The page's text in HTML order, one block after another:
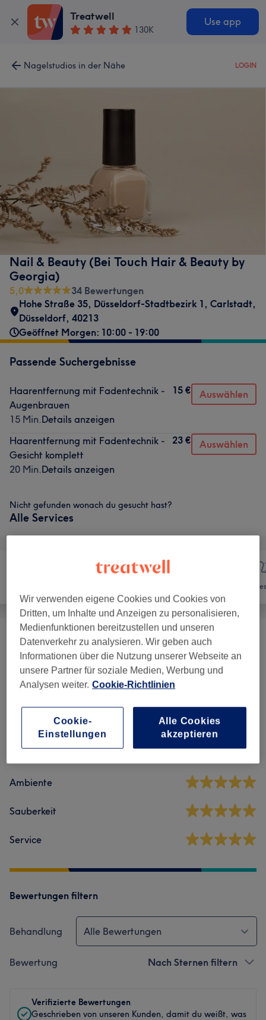
Treatwell
130K
Use app
Nagelstudios in der Nähe LOGIN
Nail & Beauty (Bei Touch Hair & Beauty by
Georgia)
5,0
34 Bewertungen
Hohe Straße 35, Düsseldorf-Stadtbezirk 1, Carlstadt,
Düsseldorf, 40213
Geöffnet Morgen: 10:00 - 19:00
Passende Suchergebnisse
Haarentfernung mit Fadentechnik -
Augenbrauen
15 Min.Details anzeigen
15 € Auswählen
Haarentfernung mit Fadentechnik -
Gesicht komplett
20 Min.Details anzeigen
23 € Auswählen
Nicht gefunden wonach du gesucht hast?
Alle Services
Haarentfernung Mit Fadentechnik (2) ab 15 €
Salonbewertungen
5,0
Ambiente
Sauberkeit
Service
Bewertungen filtern
Behandlung Alle Bewertungen
Bewertung Nach Sternen filtern
Verifizierte Bewertungen
Geschrieben von unseren Kunden, damit du weißt, was
Wir verwenden eigene Cookies und Cookies von
Dritten, um Inhalte und Anzeigen zu personalisieren,
Medienfunktionen bereitzustellen und unseren
Datenverkehr zu analysieren. Wir geben auch
Informationen über die Nutzung unserer Webseite an
unsere Partner für soziale Medien, Werbung und
Analysen weiter. Cookie-Richtlinien
Cookie-
Einstellungen
Alle Cookies
akzeptieren